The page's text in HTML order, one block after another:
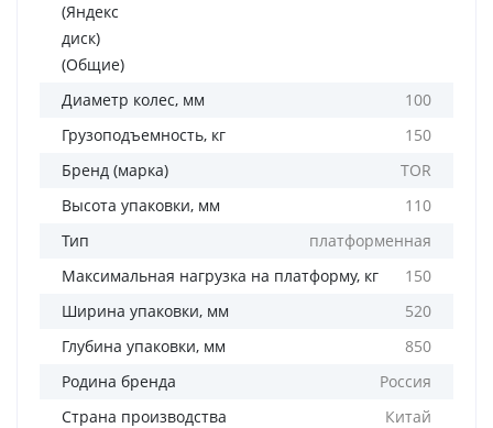
(Яндекс
диск)
(Общие)
Диаметр колес, мм
100
Грузоподъемность, кг
150
Бренд (марка)
TOR
Высота упаковки, мм
110
Тип
платформенная
Максимальная нагрузка на платформу, кг
150
Ширина упаковки, мм
520
Глубина упаковки, мм
850
Родина бренда
Россия
Страна производства
Китай